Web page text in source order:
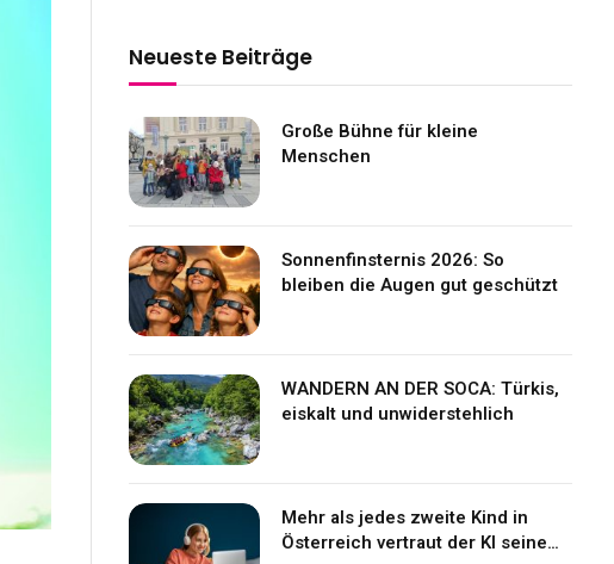
Neueste Beiträge
Große Bühne für kleine
Menschen
Sonnenfinsternis 2026: So
bleiben die Augen gut geschützt
WANDERN AN DER SOCA: Türkis,
eiskalt und unwiderstehlich
Mehr als jedes zweite Kind in
Österreich vertraut der KI seine